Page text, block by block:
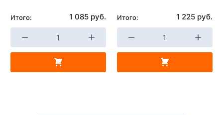
Итого: 1 085 руб. Итого: 1 225 руб.